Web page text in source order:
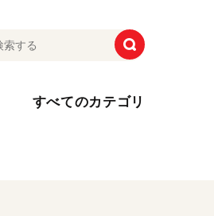
すべてのカテゴリ